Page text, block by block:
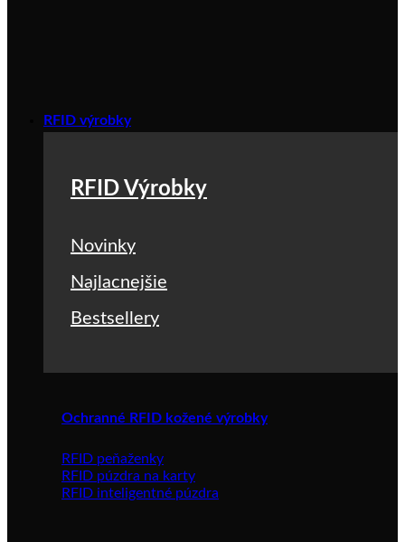
RFID výrobky
RFID Výrobky
Novinky
Najlacnejšie
Bestsellery
Ochranné RFID kožené výrobky
RFID peňaženky
RFID púzdra na karty
RFID inteligentné púzdra